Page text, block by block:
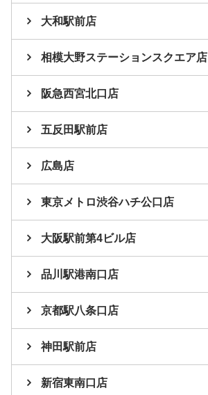
大和駅前店
相模大野ステーションスクエア店
阪急西宮北口店
五反田駅前店
広島店
東京メトロ渋谷ハチ公口店
大阪駅前第4ビル店
品川駅港南口店
京都駅八条口店
神田駅前店
新宿東南口店